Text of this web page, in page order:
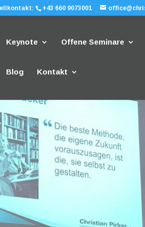
+43 660 9073001
Keynote Offene Seminare
Blog Kontakt